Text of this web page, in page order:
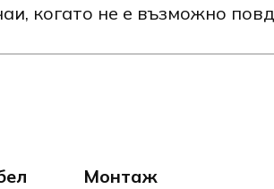
когато не е възможно
Монтаж